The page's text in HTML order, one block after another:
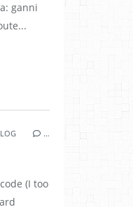
ganni
…
(I too